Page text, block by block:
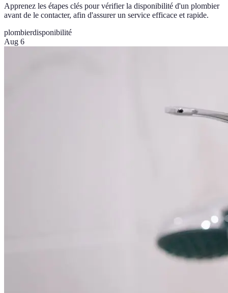
Apprenez les étapes clés pour vérifier la disponibilité d'un plombier
avant de le contacter, afin d'assurer un service efficace et rapide.
plombierdisponibilité
Aug 6